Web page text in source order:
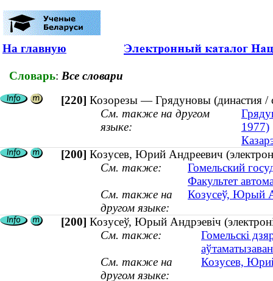
На главную
Словарь: Все словари
[220] Козорезы — Грядуновы (династия /
См. также на другом
языке:
1977)
[200] Козусев, Юрий Андреевич
См. также:
Гомельский
Факультет
См. также на
другом языке:
Козусеў, Юрый
[200] Козусеў, Юрый Андрэевіч
См. также:
Гомельскі
См. также на
другом языке:
Козусев,